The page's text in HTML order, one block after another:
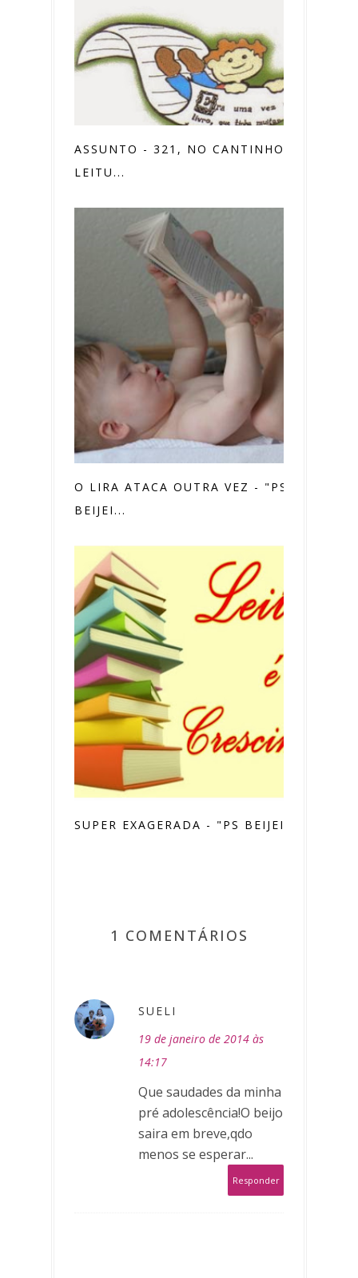
ASSUNTO - 321, NO CANTINHO DA
LEITU...
O LIRA ATACA OUTRA VEZ - "PS
BEIJEI...
SUPER EXAGERADA - "PS BEIJEI"
1 COMENTÁRIOS
SUELI
19 de janeiro de 2014 às
14:17
Que saudades da minha
pré adolescência!O beijo
saira em breve,qdo
menos se esperar...
Responder